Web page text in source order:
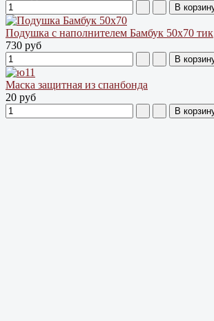
Подушка с наполнителем Бамбук 50х70 тик
730 руб
Маска защитная из спанбонда
20 руб